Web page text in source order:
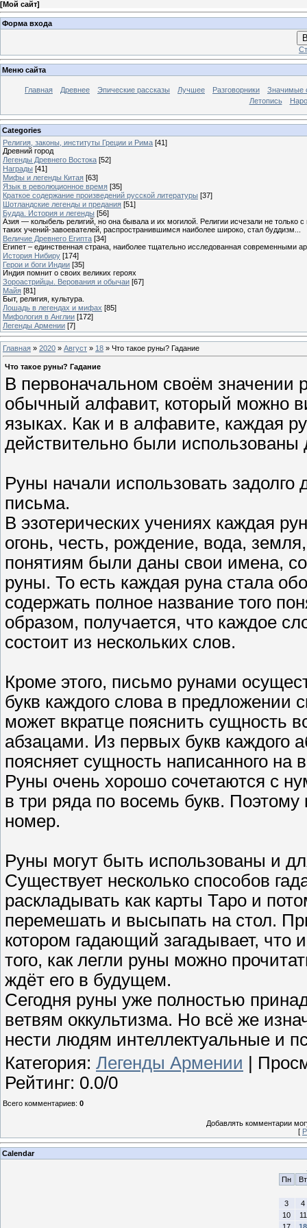
[Мой сайт]
Форма входа
Меню сайта
Главная Древнее Эпические рассказы Лучшее Разговорники
Значимые
Летопись
Categories
Религия, законы, институты Греции и Рима [41]
Древний город
Легенды Древнего Востока [52]
Награды [41]
Мифы и легенды Китая [63]
Язык в революционное время [35]
Краткое содержание произведений русской литературы [37]
Шотландские легенды и предания [51]
Будда. История и легенды [56]
Азия — колыбель религий, но она бывала и их могилой. Религии исчезали не
таких учений-завоевателей, распространившимся наиболее широко, стал буддизм...
Величие Древнего Египта [34]
Египет – единственная страна, наиболее тщательно исследованная современными
История Нибиру [174]
Герои и боги Индии [35]
Индия помнит о своих великих героях
Зороастрийцы. Верования и обычаи [67]
Майя [81]
Быт, религия, культура.
Лошадь в легендах и мифах [85]
Мифология в Англии [172]
Легенды Армении [7]
Главная » 2020 » Август » 18 » Что такое руны? Гадание
Что такое руны? Гадание
В первоначальном своём значении
обычный алфавит, который можно
языках. Как и в алфавите, каждая
действительно были использованы
Руны начали использовать
письма.
В эзотерических учениях каждая
огонь, честь, рождение, вода,
понятиям были даны свои имена,
руны. То есть каждая руна стала
содержать полное название того
образом, получается, что каждое
состоит из нескольких слов.
Кроме этого, письмо рунами
букв каждого слова в предложении
может вкратце пояснить сущность
абзацами. Из первых букв каждого
поясняет сущность написанного на
Руны очень хорошо сочетаются с
в три ряда по восемь букв.
номер.
Руны могут быть использованы и
Существует несколько способов
раскладывать как карты Таро и
перемешать и высыпать на стол.
котором гадающий загадывает, что
того, как легли руны можно
ждёт его в будущем.
Сегодня руны уже полностью
ветвям оккультизма. Но всё же
нести людям интеллектуальные и
Категория: Легенды Армении
Рейтинг: 0.0/0
Всего комментариев: 0
Добавлять комментарии
[
Calendar
Пн
Вт
3
4
10
11